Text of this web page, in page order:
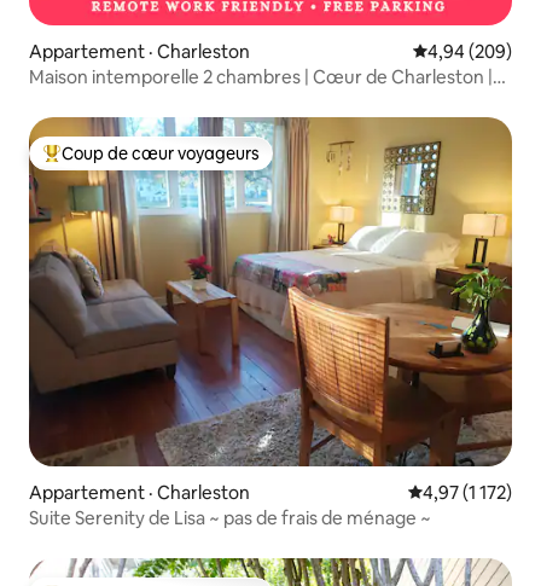
Appartement · Charleston Note
4,94 (209)
Maison intemporelle 2 chambres | Cœur de Charleston |
Coup de cœur voyageurs parmi les plus aimés
Coup de cœur voyageurs
Appartement · Charleston Note moyenne
4,97 (1 172)
Suite Serenity de Lisa ~ pas de frais de ménage ~